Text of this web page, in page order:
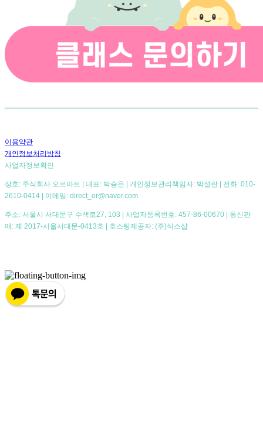
이용약관
개인정보처리방침
사업자정보확인
상호: 주식회사 오르아트 | 대표: 박승은 | 개인정보관리책임자: 박설란 | 전화: 010-
2610-0414 | 이메일: direct_or@naver.com
주소: 서울시 서대문구 수색로27, 103 | 사업자등록번호: 457-86-00670 | 통신판
매: 제 2017-서울서대문-0413호 | 호스팅제공자: (주)식스샵